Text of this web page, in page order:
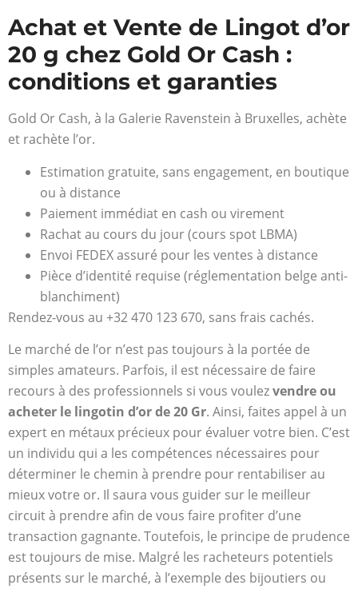
Achat et Vente de Lingot d’or
20 g chez Gold Or Cash :
conditions et garanties
Gold Or Cash, à la Galerie Ravenstein à Bruxelles, achète
et rachète l’or.
Estimation gratuite, sans engagement, en boutique
ou à distance
Paiement immédiat en cash ou virement
Rachat au cours du jour (cours spot LBMA)
Envoi FEDEX assuré pour les ventes à distance
Pièce d’identité requise (réglementation belge anti-
blanchiment)
Rendez-vous au +32 470 123 670, sans frais cachés.
Le marché de l’or n’est pas toujours à la portée de
simples amateurs. Parfois, il est nécessaire de faire
recours à des professionnels si vous voulezvendre ou
acheter le lingotin d’or de 20 Gr. Ainsi, faites appel à un
expert en métaux précieux pour évaluer votre bien. C’est
un individu qui a les compétences nécessaires pour
déterminer le chemin à prendre pour rentabiliser au
mieux votre or. Il saura vous guider sur le meilleur
circuit à prendre afin de vous faire profiter d’une
transaction gagnante. Toutefois, le principe de prudence
est toujours de mise. Malgré les racheteurs potentiels
présents sur le marché, à l’exemple des bijoutiers ou